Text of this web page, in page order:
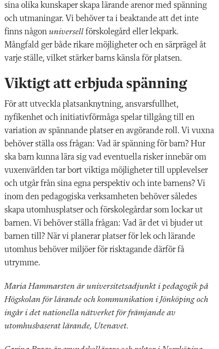
sina olika kunskaper skapa lärande arenor med spänning
och utmaningar. Vi behöver ta i beaktande att det inte
finns någon universell förskolegård eller lekpark.
Mångfald ger både rikare möjligheter och en särprägel åt
varje ställe, vilket stärker barns känsla för platsen.
Viktigt att erbjuda spänning
För att utveckla platsanknytning, ansvarsfullhet,
nyfikenhet och initiativförmåga spelar tillgång till en
variation av spännande platser en avgörande roll. Vi vuxna
behöver ställa oss frågan: Vad är spänning för barn? Hur
ska barn kunna lära sig vad eventuella risker innebär om
vuxenvärlden tar bort viktiga möjligheter till upplevelser
och utgår från sina egna perspektiv och inte barnens? Vi
inom den pedagogiska verksamheten behöver således
skapa utomhusplatser och förskolegårdar som lockar ut
barnen. Vi behöver ställa frågan: Vad är det vi bjuder ut
barnen till? När vi planerar platser för lek och lärande
utomhus behöver miljöer för risktagande därför få
utrymme.
Maria Hammarsten är universitetsadjunkt i pedagogik på
Högskolan för lärande och kommunikation i Jönköping och
ingår i det nationella nätverket för främjande av
utomhusbaserat lärande, Utenavet.